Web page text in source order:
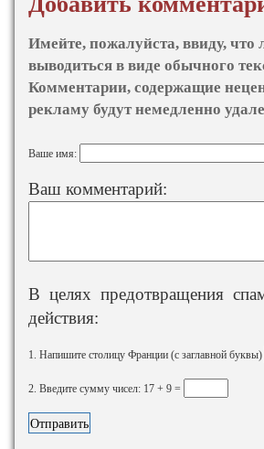
Имейте, пожалуйста, ввиду,
выводиться в виде обычного
Комментарии, содержащие
рекламу будут немедленно
Ваше имя:
Ваш комментарий:
В целях предотвращения
действия:
1. Напишите столицу Франции (с заглавной буквы)
2. Введите сумму чисел: 17 + 9 =